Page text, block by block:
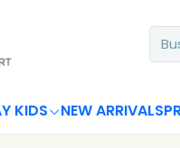
KIDS NEW ARRIVALS